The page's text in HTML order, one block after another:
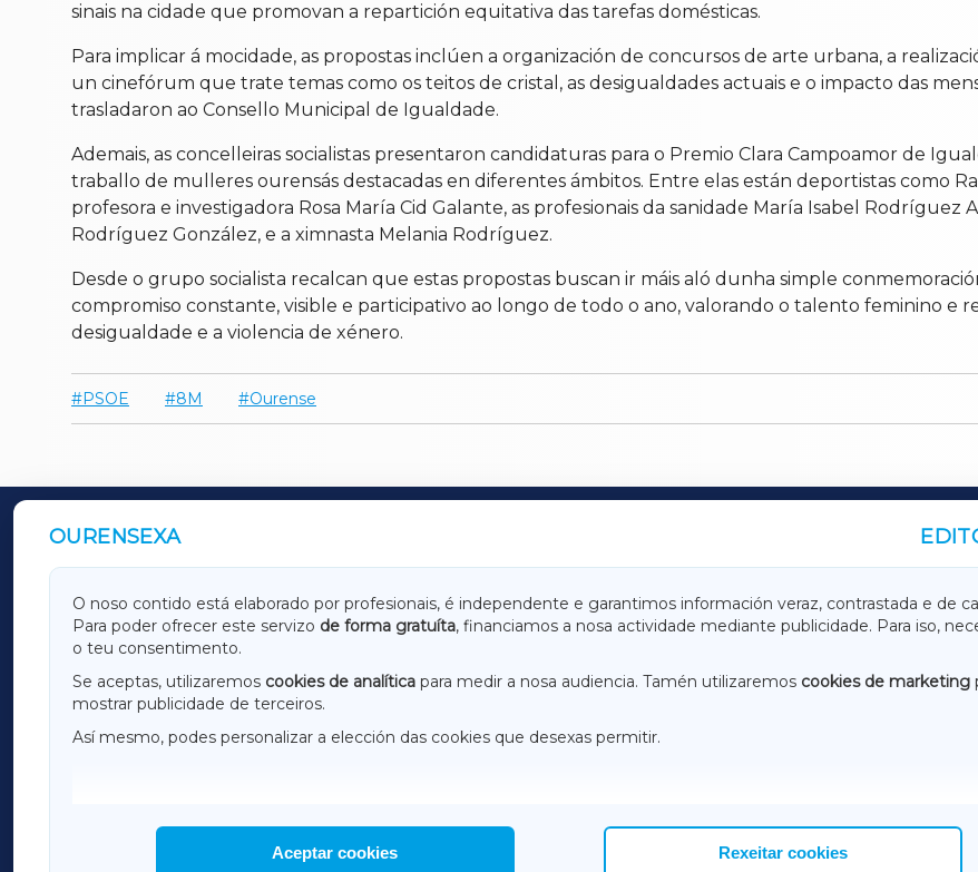
sinais na cidade que promovan a repartición equitativa das tarefas domésticas.
Para implicar á mocidade, as propostas inclúen a organización de concursos de arte urbana, a
un cinefórum que trate temas como os teitos de cristal, as desigualdades actuais e o impacto das
trasladaron ao Consello Municipal de Igualdade.
Ademais, as concelleiras socialistas presentaron candidaturas para o Premio Clara Campoamor de
traballo de mulleres ourensás destacadas en diferentes ámbitos. Entre elas están deportistas como
profesora e investigadora Rosa María Cid Galante, as profesionais da sanidade María Isabel Rodríguez
Rodríguez González, e a ximnasta Melania Rodríguez.
Desde o grupo socialista recalcan que estas propostas buscan ir máis aló dunha simple
compromiso constante, visible e participativo ao longo de todo o ano, valorando o talento feminino e
desigualdade e a violencia de xénero.
PSOE 8M Ourense
OURENSEXA
O noso contido está elaborado por profesionais, é independente e garantimos información veraz, contrastada e de
Para poder ofrecer este servizo de forma gratuíta, financiamos a nosa actividade mediante publicidade. Para iso,
o teu consentimento.
Se aceptas, utilizaremos cookies de analítica para medir a nosa audiencia. Tamén utilizaremos cookies de marketing
mostrar publicidade de terceiros.
Así mesmo, podes personalizar a elección das cookies que desexas permitir.
Aceptar cookies Rexeitar cookies
OUTROS PERIÓDICOS
GALICIAXA LUGOXA TERRACHAXA
AMARIÑAXA
RIBEIRASACRAXA ACORUÑAXA
OURENSEXA
HEMEROTECA